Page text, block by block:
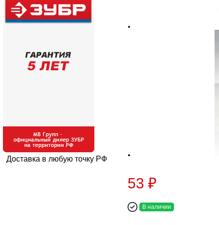
Доставка в любую точку РФ
53 ₽
В наличии